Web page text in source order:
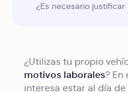
¿Es necesario
¿Utilizas tu propio
motivos laborales? En
interesa estar al día